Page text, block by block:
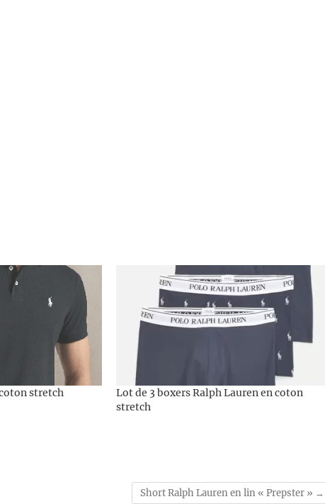
stretch
Lot de 3 boxers Ralph Lauren en coton
stretch
Short Ralph Lauren en lin « Prepster » →